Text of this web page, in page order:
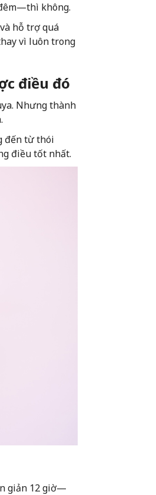
không.
hỗ trợ quá
vì luôn trong
điều đó
Nhưng thành
đến từ thói
điều tốt nhất.
giản 12 giờ—